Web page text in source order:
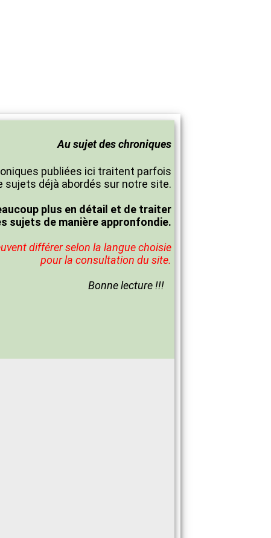
Au sujet des chroniques
publiées ici traitent parfois
sujets déjà abordés sur notre site.
plus en détail et de traiter
sujets de manière appronfondie.
différer selon la langue choisie
pour la consultation du site.
Bonne lecture !!!